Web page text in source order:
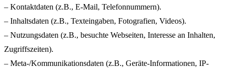
– Kontaktdaten (z.B., E-Mail, Telefonnummern).
– Inhaltsdaten (z.B., Texteingaben, Fotografien, Videos).
– Nutzungsdaten (z.B., besuchte Webseiten, Interesse an Inhalten,
Zugriffszeiten).
– Meta-/Kommunikationsdaten (z.B., Geräte-Informationen, IP-